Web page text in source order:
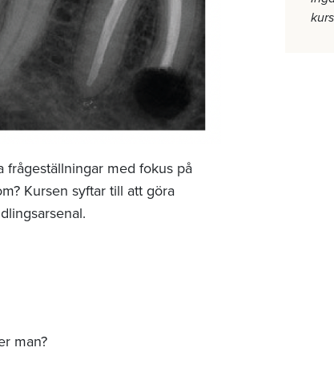
med fokus på
Kursen syftar till att göra
man?